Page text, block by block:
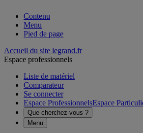
Contenu
Menu
Pied de page
Accueil du site legrand.fr
Espace professionnels
Liste de matériel
Comparateur
Se connecter
Espace ProfessionnelsEspace
Que cherchez-vous ?
Menu